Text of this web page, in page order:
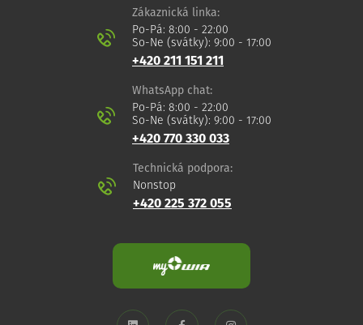
Zákaznická linka:
Po-Pá: 8:00 - 22:00
So-Ne (svátky): 9:00 - 17:00
+420 211 151 211
WhatsApp chat:
Po-Pá: 8:00 - 22:00
So-Ne (svátky): 9:00 - 17:00
+420 770 330 033
Technická podpora:
Nonstop
+420 225 372 055